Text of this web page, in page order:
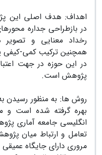
اهداف: هدف اصلی این
در بازطراحی جداره
رخداد معنایی و
همچنین ترکیب کمی-کیفی
در این حوزه در جهت
پژوهش است.
روش ها: به منظور رسیدن
بهره گرفته شده است و
انگلیسی جامعه آماری
تعامل و ارتباط میان
مروری دارای جایگاه